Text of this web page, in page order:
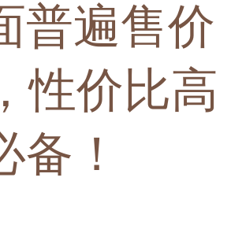
普遍售价
性价比高
备！